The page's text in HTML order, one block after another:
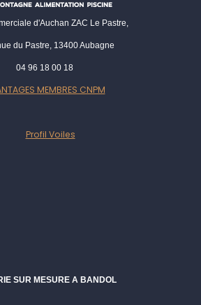
d'Auchan ZAC Le Pastre,
du Pastre, 13400 Aubagne
04 96 18 00 18
MEMBRES CNPM
SUR MESURE A BANDOL